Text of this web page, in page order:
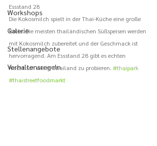
Workshops
Galerie
Stellenangebote
Verhaltensregeln
Essstand 28
Die Kokosmilch spielt in der Thai-Küche eine große
Rolle. Die meisten thailändischen Süßspeisen werden
mit Kokosmilch zubereitet und der Geschmack ist
hervorragend. Am Essstand 28 gibt es echten
Nachtisch wie in Thailand zu probieren. #thaipark
#thaistreetfoodmarkt